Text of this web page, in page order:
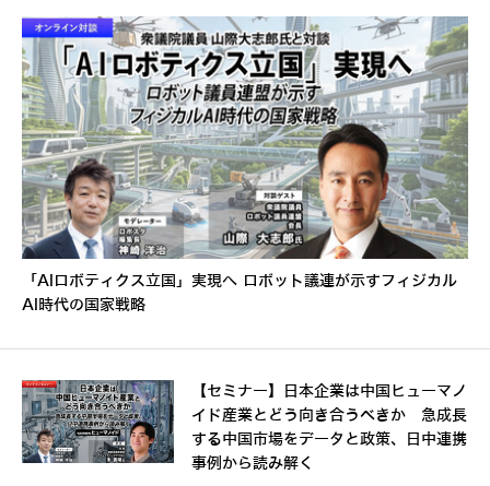
「AIロボティクス立国」実現へ ロボット議連が示すフィジカル
AI時代の国家戦略
【セミナー】日本企業は中国ヒューマノ
イド産業とどう向き合うべきか 急成長
する中国市場をデータと政策、日中連携
事例から読み解く